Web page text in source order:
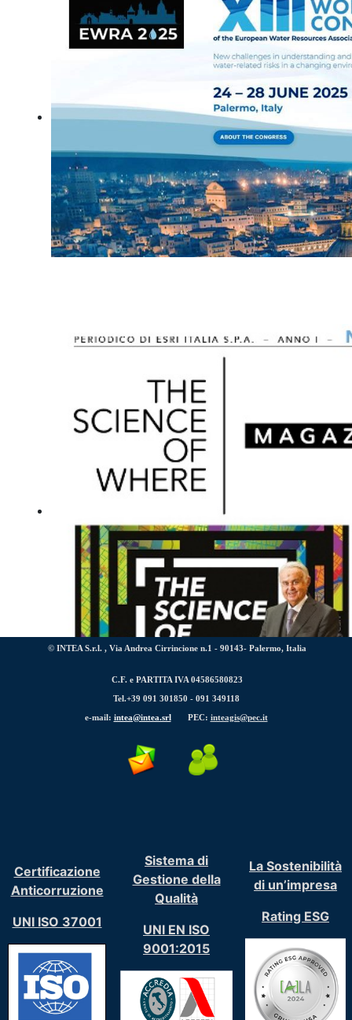
trasformando la scienza del "dove" in comprensione
comunità, imprese e pianeta.
Learn more
© INTEA S.r.l. , Via Andrea Cirrincione n.1 - 90143- Palermo, Italia
C.F. e PARTITA IVA 04586580823
Tel.+39 091 301850 - 091 349118
e-mail: intea@intea.srl PEC: inteagis@pec.it
Certificazione
Anticorruzione
UNI ISO 37001
Sistema di
Gestione della
Qualità
UNI EN ISO
9001:2015
La Sostenibilità
di un’impresa
Rating ESG